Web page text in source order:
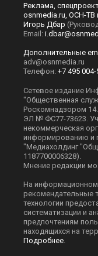
Реклама,
osnmedia.ru, ОСН-ТВ
Игорь Дбар
Email:
Дополнительные
adv@osnmedia.ru
Телефон: +7 495 004-
Сетевое издание
"Общественная
Роскомнадзором
ЭЛ № ФС77-73623.
некоммерческая
информированию и
"Медиахолдинг
1187700006328).
Мнение редакции
На
рекомендательные
технологии
систематизации и
предпочтениям
находящихся на
Подробнее